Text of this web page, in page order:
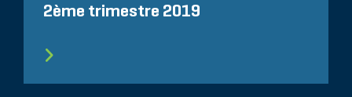
2ème trimestre 2019